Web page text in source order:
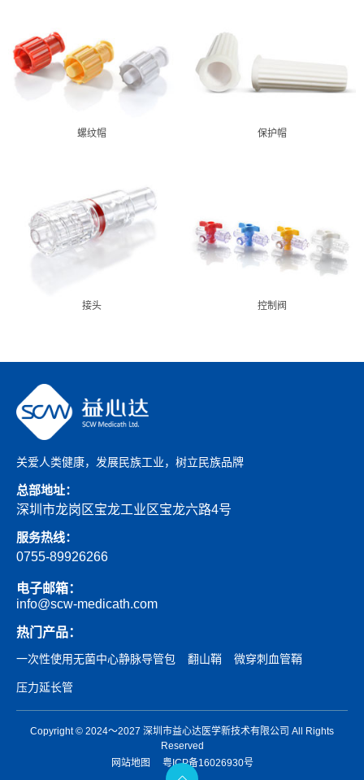
螺纹帽 保护帽
接头 控制阀
关爱人类健康，发展民族工业，树立民族品牌
总部地址：
深圳市龙岗区宝龙工业区宝龙六路4号
服务热线：
0755-89926266
电子邮箱：
info@scw-medicath.com
热门产品：
一次性使用无菌中心静脉导管包 翻山鞘 微穿刺血管鞘
压力延长管
Copyright © 2024～2027 深圳市益心达医学新技术有限公司 All Rights
Reserved
网站地图
粤ICP备16026930号